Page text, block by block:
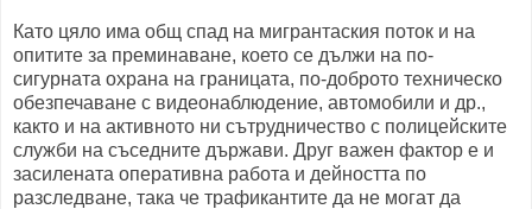
Като цяло има общ спад на мигрантаския поток и на
опитите за преминаване, което се дължи на по-
сигурната охрана на границата, по-доброто техническо
обезпечаване с видеонаблюдение, автомобили и др.,
както и на активното ни сътрудничество с полицейските
служби на съседните държави. Друг важен фактор е и
засилената оперативна работа и дейността по
разследване, така че трафикантите да не могат да